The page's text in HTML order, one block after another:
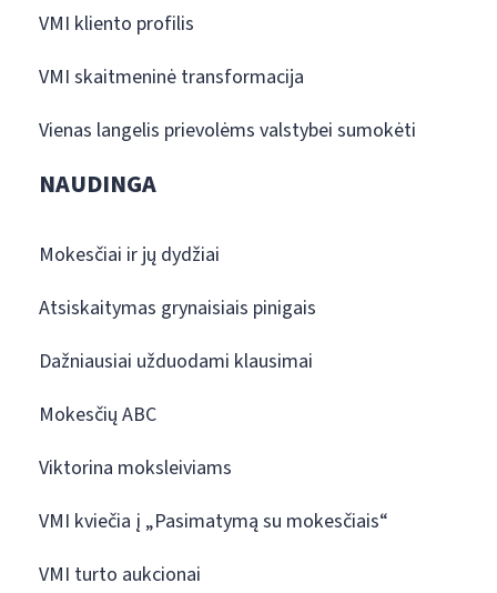
VMI kliento profilis
VMI skaitmeninė transformacija
Vienas langelis prievolėms valstybei sumokėti
NAUDINGA
Mokesčiai ir jų dydžiai
Atsiskaitymas grynaisiais pinigais
Dažniausiai užduodami klausimai
Mokesčių ABC
Viktorina moksleiviams
VMI kviečia į „Pasimatymą su mokesčiais“
VMI turto aukcionai